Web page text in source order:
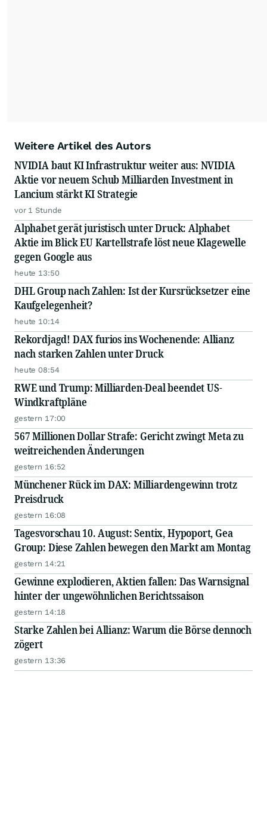
Weitere Artikel des Autors
NVIDIA baut KI Infrastruktur weiter aus: NVIDIA
Aktie vor neuem Schub Milliarden Investment in
Lancium stärkt KI Strategie
vor 1 Stunde
Alphabet gerät juristisch unter Druck: Alphabet
Aktie im Blick EU Kartellstrafe löst neue Klagewelle
gegen Google aus
heute 13:50
DHL Group nach Zahlen: Ist der Kursrücksetzer eine
Kaufgelegenheit?
heute 10:14
Rekordjagd! DAX furios ins Wochenende: Allianz
nach starken Zahlen unter Druck
heute 08:54
RWE und Trump: Milliarden-Deal beendet US-
Windkraftpläne
gestern 17:00
567 Millionen Dollar Strafe: Gericht zwingt Meta zu
weitreichenden Änderungen
gestern 16:52
Münchener Rück im DAX: Milliardengewinn trotz
Preisdruck
gestern 16:08
Tagesvorschau 10. August: Sentix, Hypoport, Gea
Group: Diese Zahlen bewegen den Markt am Montag
gestern 14:21
Gewinne explodieren, Aktien fallen: Das Warnsignal
hinter der ungewöhnlichen Berichtssaison
gestern 14:18
Starke Zahlen bei Allianz: Warum die Börse dennoch
zögert
gestern 13:36